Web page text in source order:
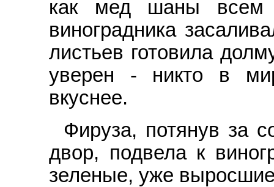
как мед шаны всем
виноградника
листьев готовила
уверен - никто в
вкуснее.
Фируза, потянув за
двор, подвела к
зеленые, уже